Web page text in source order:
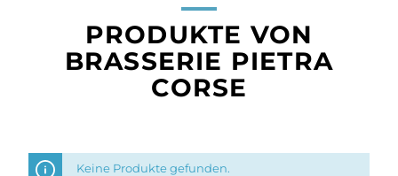
PRODUKTE VON
BRASSERIE PIETRA
CORSE
Keine Produkte gefunden.